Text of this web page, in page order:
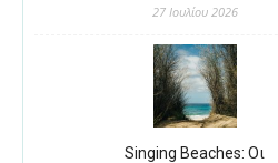
27 Ιουλίου 2026
Singing Beaches: Οι